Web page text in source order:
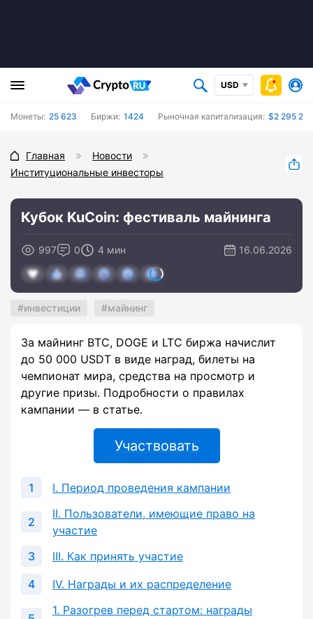
USD
Монеты: 25 623 Биржи: 1424 Рыночная капитализация: $2 295
Главная
Новости
Институциональные инвесторы
Кубок KuCoin: фестиваль майнинга
997 0 4 мин 16.06.2026
инвестиции майнинг
За майнинг BTC, DOGE и LTC биржа начислит
до 50 000 USDT в виде наград, билеты на
чемпионат мира, средства на просмотр и
другие призы. Подробности о правилах
кампании — в статье.
Участвовать
I. Период проведения кампании
II. Пользователи, имеющие право на
участие
III. Как принять участие
IV. Награды и их распределение
1. Разогрев перед стартом: награды